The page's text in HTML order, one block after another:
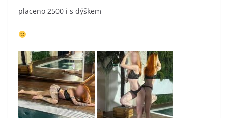
placeno 2500 i s dýškem